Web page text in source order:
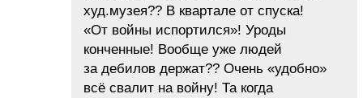
худ.музея?? В квартале от спуска!
«От войны испортился»! Уроды
конченные! Вообще уже людей
за дебилов держат?? Очень «удобно»
всё свалит на войну! Та когда